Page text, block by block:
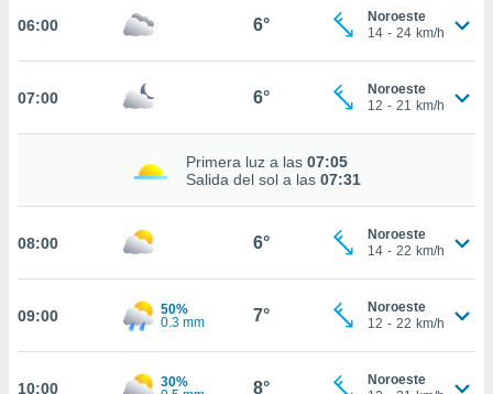
la
todas
análisis
así como
en
CONTINUAR
06:00 6°
Noroeste
14 - 24 km/h
07:00 6°
Noroeste
12 - 21 km/h
Primera luz a las 07:05
Salida del sol a las 07:31
08:00 6°
Noroeste
14 - 22 km/h
09:00
50%
0.3 mm
7°
Noroeste
12 - 22 km/h
10:00
30%
8°
Noroeste